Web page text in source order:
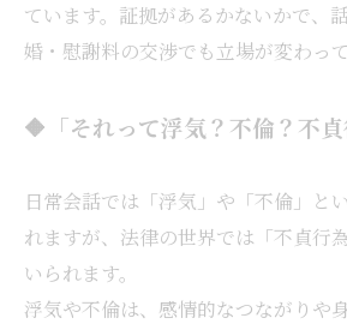
ています。証拠があるかないかで、
婚・慰謝料の交渉でも立場が変わっ
🔶「それって浮気？不倫？不
日常会話では「浮気」や「不倫」と
れますが、法律の世界では「不貞行
いられます。
浮気や不倫は、感情的なつながりや